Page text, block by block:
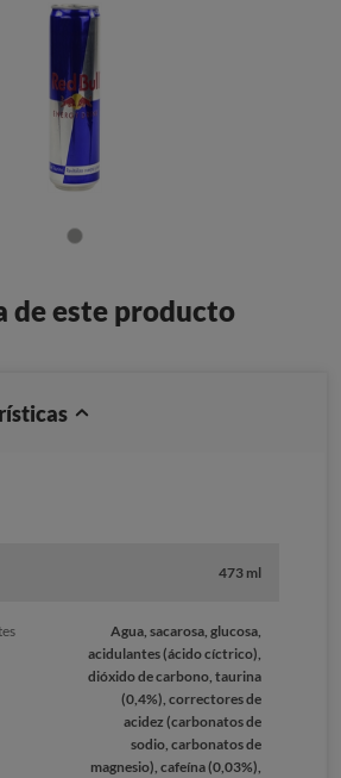
de este producto
473 ml
Agua, sacarosa, glucosa,
acidulantes (ácido cíctrico),
dióxido de carbono, taurina
(0,4%), correctores de
acidez (carbonatos de
sodio, carbonatos de
magnesio), cafeína (0,03%),